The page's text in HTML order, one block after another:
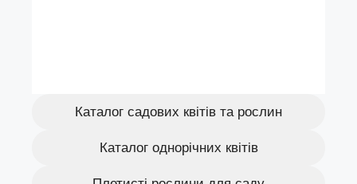
Каталог садових квітів та рослин
Каталог однорічних квітів